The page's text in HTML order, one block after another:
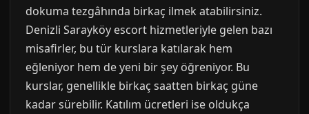
dokuma tezgâhında birkaç ilmek atabilirsiniz.
Denizli Sarayköy escort hizmetleriyle gelen bazı
misafirler, bu tür kurslara katılarak hem
eğleniyor hem de yeni bir şey öğreniyor. Bu
kurslar, genellikle birkaç saatten birkaç güne
kadar sürebilir. Katılım ücretleri ise oldukça